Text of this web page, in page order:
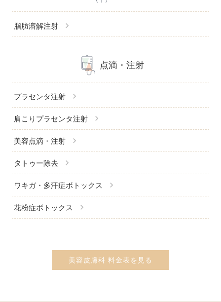
脂肪溶解注射 chevron_right
点滴・注射
プラセンタ注射 chevron_right
肩こりプラセンタ注射 chevron_right
美容点滴・注射 chevron_right
タトゥー除去 chevron_right
ワキガ・多汗症ボトックス chevron_right
花粉症ボトックス chevron_right
美容皮膚科 料金表を見る